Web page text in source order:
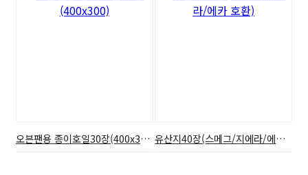
오븐팬용 종이호일30장(400x300) 유산지40장(스메그/지에라/에카 호환)